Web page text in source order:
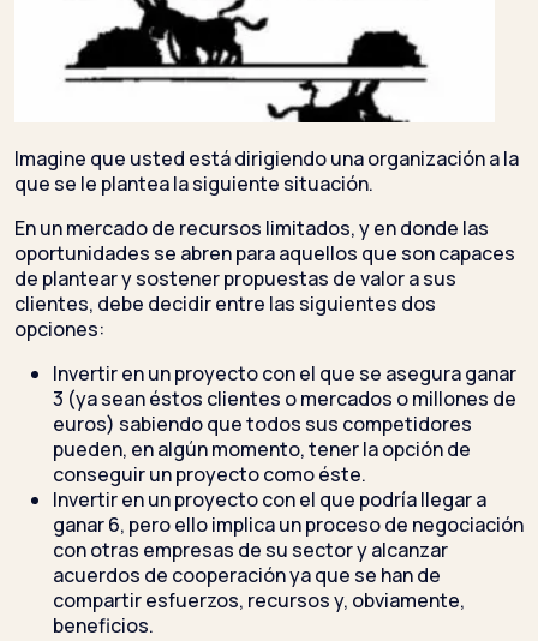
Imagine que usted está dirigiendo una organización a la
que se le plantea la siguiente situación.
En un mercado de recursos limitados, y en donde las
oportunidades se abren para aquellos que son capaces
de plantear y sostener propuestas de valor a sus
clientes, debe decidir entre las siguientes dos
opciones:
Invertir en un proyecto con el que se asegura ganar
3 (ya sean éstos clientes o mercados o millones de
euros) sabiendo que todos sus competidores
pueden, en algún momento, tener la opción de
conseguir un proyecto como éste.
Invertir en un proyecto con el que podría llegar a
ganar 6, pero ello implica un proceso de negociación
con otras empresas de su sector y alcanzar
acuerdos de cooperación ya que se han de
compartir esfuerzos, recursos y, obviamente,
beneficios.